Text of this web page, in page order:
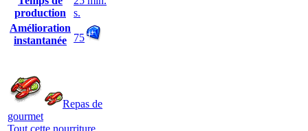
production
s.
Amélioration
instantanée
75
Repas de
gourmet
Tout cette nourriture